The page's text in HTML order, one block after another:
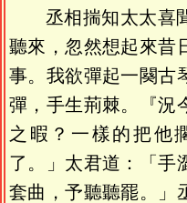
丞相揣知太太喜
聽來，忽然想起來昔
事。我欲彈起一闋古
彈，手生荊棘。『況
之暇？一樣的把他
了。」太君道：「手
套曲，予聽聽罷。」